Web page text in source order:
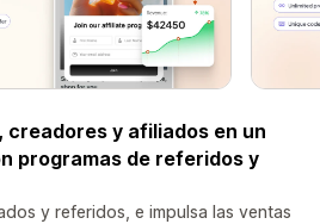
y afiliados en un
programas de referidos y
y referidos, e impulsa las ventas